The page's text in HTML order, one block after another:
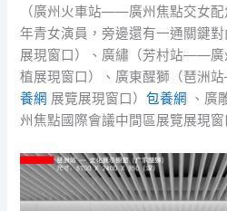
（廣州火車站——廣州焦點交女
年青女演員，旁邊還有一通關鍵
展現窗口）、廣繡（芳村站——廣
植展現窗口）、廣東醒獅（琶洲
養網 展覽展現窗口）包養網
、廣
州焦點國際會議中間區展覽展現窗